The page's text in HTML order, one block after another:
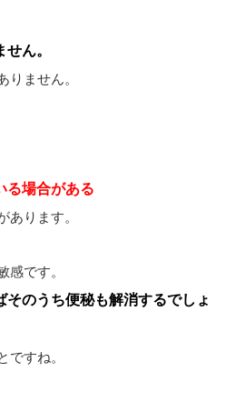
ん。
りません。
る場合がある
あります。
感です。
のうち便秘も解消するでしょ
ですね。